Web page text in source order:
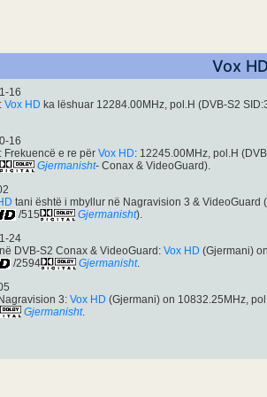
Vox
16
: Vox HD ka lëshuar 12284.00MHz, pol.H (DVB-S2
16
: Frekuencë e re për Vox HD: 12245.00MHz, pol.H
Gjermanisht- Conax & VideoGuard).
tani është i mbyllur në Nagravision 3 & VideoGuard
/515 Gjermanisht).
24
DVB-S2 Conax & VideoGuard: Vox HD (Gjermani)
/2594 Gjermanisht.
3: Vox HD (Gjermani) on 10832.25MHz,
Gjermanisht.